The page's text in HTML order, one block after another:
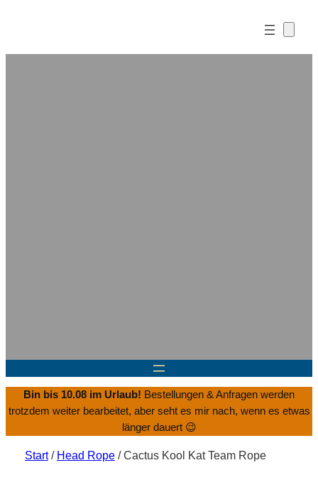
Bin bis 10.08 im Urlaub! Bestellungen & Anfragen werden
trotzdem weiter bearbeitet, aber seht es mir nach, wenn es etwas
länger dauert 😉
Start/ Head Rope/ Cactus Kool Kat Team Rope